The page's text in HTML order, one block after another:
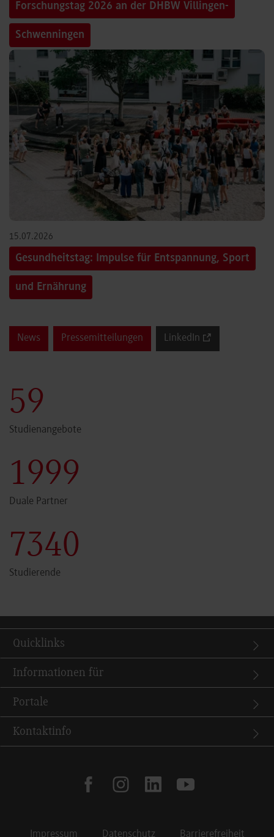
Forschungstag 2026 an der DHBW Villingen-
Schwenningen
15.07.2026
Gesundheitstag: Impulse für Entspannung, Sport
und Ernährung
News Pressemitteilungen LinkedIn
60
Studienangebote
2000
Duale Partner
7341
Studierende
Quicklinks
Informationen für
Portale
Kontaktinfo
facebookinstagramlinkedin youtube